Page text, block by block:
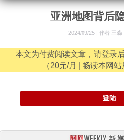
亚洲地图背后
2024/09/25 | 作者 王淼
本文为付费阅读文章，请登录
（20元/月 | 畅读本网站
登陆